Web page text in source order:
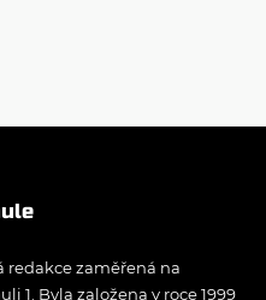
redakce zaměřená na
1. Byla založena v roce 1999